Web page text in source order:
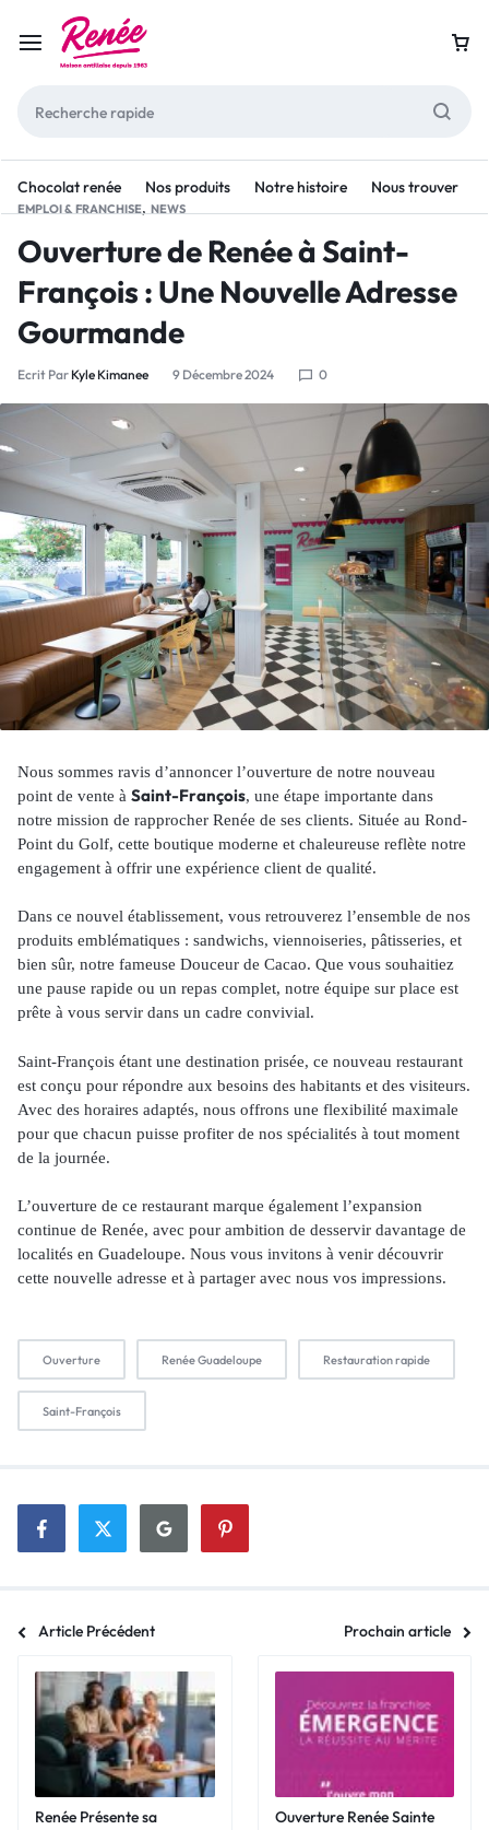
Chocolat renée Nos produits Notre histoire Nous trouver
EMPLOI & FRANCHISE, NEWS
Ouverture de Renée à Saint-
François : Une Nouvelle Adresse
Gourmande
Ecrit Par Kyle Kimanee 9 Décembre 2024 0
Nous sommes ravis d’annoncer l’ouverture de notre nouveau
point de vente à Saint-François, une étape importante dans
notre mission de rapprocher Renée de ses clients. Située au Rond-
Point du Golf, cette boutique moderne et chaleureuse reflète notre
engagement à offrir une expérience client de qualité.
Dans ce nouvel établissement, vous retrouverez l’ensemble de nos
produits emblématiques : sandwichs, viennoiseries, pâtisseries, et
bien sûr, notre fameuse Douceur de Cacao. Que vous souhaitiez
une pause rapide ou un repas complet, notre équipe sur place est
prête à vous servir dans un cadre convivial.
Saint-François étant une destination prisée, ce nouveau restaurant
est conçu pour répondre aux besoins des habitants et des visiteurs.
Avec des horaires adaptés, nous offrons une flexibilité maximale
pour que chacun puisse profiter de nos spécialités à tout moment
de la journée.
L’ouverture de ce restaurant marque également l’expansion
continue de Renée, avec pour ambition de desservir davantage de
localités en Guadeloupe. Nous vous invitons à venir découvrir
cette nouvelle adresse et à partager avec nous vos impressions.
Ouverture Renée Guadeloupe Restauration rapide
Saint-François
Article Précédent Prochain article
Renée Présente sa
Ouverture Renée Sainte